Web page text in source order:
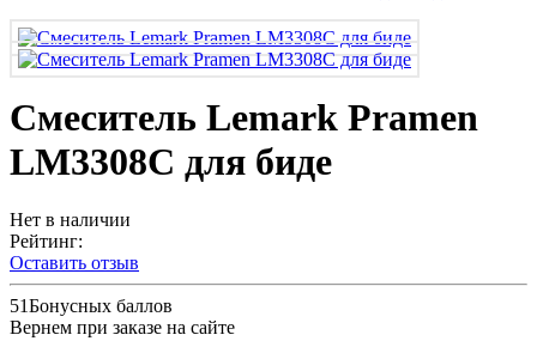
Смеситель Lemark Pramen
LM3308C для биде
Нет в наличии
Рейтинг:
Оставить отзыв
51Бонусных баллов
Вернем при заказе на сайте